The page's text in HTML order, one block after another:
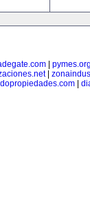
|
|